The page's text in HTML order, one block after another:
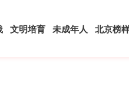
文明培育 未成年人 北京榜